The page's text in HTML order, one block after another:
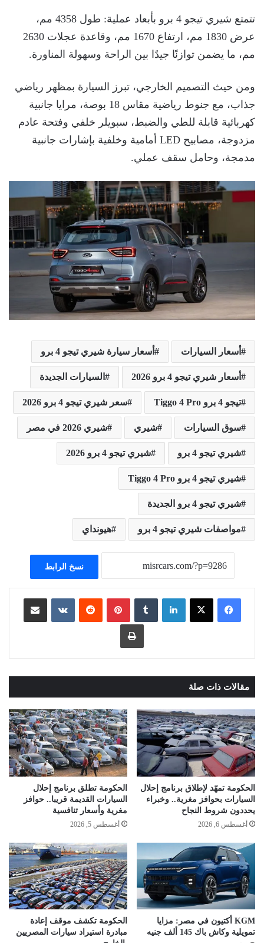
تتمتع شيري تيجو 4 برو بأبعاد عملية: طول 4358 مم،
عرض 1830 مم، ارتفاع 1670 مم، وقاعدة عجلات 2630
مم، ما يضمن توازنًا جيدًا بين الراحة وسهولة المناورة.
ومن حيث التصميم الخارجي، تبرز السيارة بمظهر رياضي
جذاب، مع جنوط رياضية مقاس 18 بوصة، مرايا جانبية
كهربائية قابلة للطي والضبط، سبويلر خلفي وفتحة عادم
مزدوجة، مصابيح LED أمامية وخلفية بإشارات جانبية
مدمجة، وحامل سقف عملي.
أسعار السيارات أسعار سيارة شيري تيجو 4 برو
أسعار شيري تيجو 4 برو 2026 السيارات الجديدة
تيجو 4 برو Tiggo 4 Pro سعر شيري تيجو 4 برو 2026
سوق السيارات شيري شيري 2026 في مصر
شيري تيجو 4 برو شيري تيجو 4 برو 2026
شيري تيجو 4 برو Tiggo 4 Pro
شيري تيجو 4 برو الجديدة
مواصفات شيري تيجو 4 برو هيونداي
نسخ الرابط
لينكدإن ‏Tumblr بينتيريست
‏Reddit
‏VKontakte مشاركة عبر البريد
طباعة
مقالات ذات صلة
الحكومة تمهّد لإطلاق برنامج إحلال
السيارات بحوافز مغرية.. وخبراء
يحددون شروط النجاح
أغسطس 6, 2026
الحكومة تطلق برنامج إحلال
السيارات القديمة قريبا.. حوافز
مغرية وأسعار تنافسية
أغسطس 5, 2026
KGM أكتيون في مصر: مزايا
تمويلية وكاش باك 145 ألف جنيه
الحكومة تكشف موقف إعادة
مبادرة استيراد سيارات المصريين